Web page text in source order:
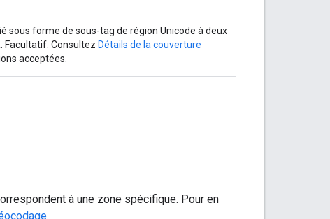
sous forme de sous-tag de région Unicode à deux
Facultatif. Consultez Détails de la couverture
acceptées.
à une zone spécifique. Pour en
.